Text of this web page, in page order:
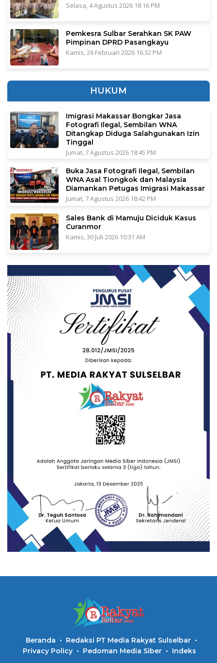
Selasa, 4 Agustus 2026 18:16 PM
Pemkesra Sulbar Serahkan SK PAW
Pimpinan DPRD Pasangkayu
Kamis, 26 Februari 2026 16:32 PM
HUKUM
Imigrasi Makassar Bongkar Jasa
Fotografi Ilegal, Sembilan WNA
Ditangkap Diduga Salahgunakan Izin
Tinggal
Jumat, 7 Agustus 2026 18:45 PM
Buka Jasa Fotografi Ilegal, Sembilan
WNA Asal Tiongkok dan Malaysia
Diamankan Petugas Imigrasi Makassar
Jumat, 7 Agustus 2026 18:42 PM
Sales Bank di Mamuju Diciduk Kasus
Curanmor
Kamis, 30 Juli 2026 10:31 AM
Beranda
Redaksi PT Media Rakyat Sulselbar
Privacy Policy
Pedoman Media Siber Indeks